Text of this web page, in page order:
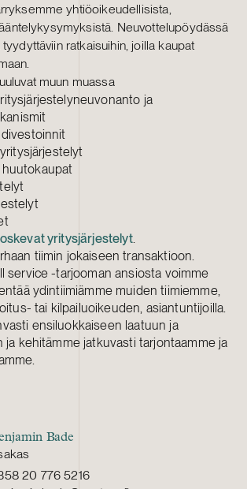
yhtiöoikeudellisista,
Neuvottelupöydässä
ratkaisuihin, joilla kaupat
muun muassa
ja
yritysjärjestelyt.
tiimin jokaiseen transaktioon.
service -tarjooman ansiosta voimme
ydintiimiämme muiden tiimiemme,
tai kilpailuoikeuden, asiantuntijoilla.
ensiluokkaiseen laatuun ja
kehitämme jatkuvasti tarjontaamme ja
Bade
20 776 5216